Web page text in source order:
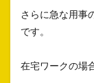
さらに急な用事
です。
在宅ワークの場